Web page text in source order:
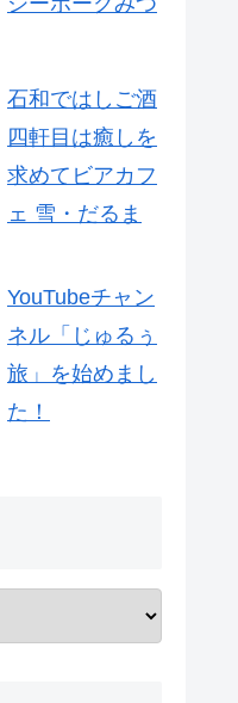
石和ではしご酒
四軒目は癒しを
求めてビアカフ
ェ 雪・だるま
YouTubeチャン
ネル「じゅるぅ
旅」を始めまし
た！